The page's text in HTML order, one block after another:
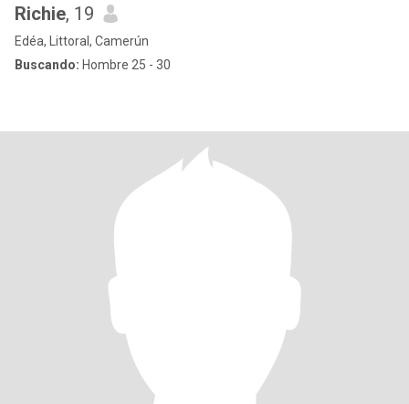
Richie, 19
Edéa, Littoral, Camerún
Buscando: Hombre 25 - 30